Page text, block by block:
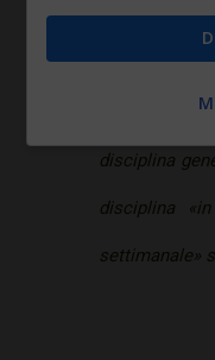
riguarda
senza
disciplina
disciplina
settimanale»